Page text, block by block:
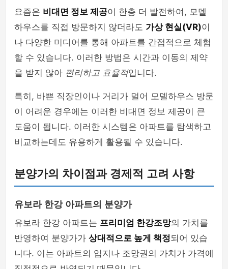
요즘은 비대면 정보 제공이 한층 더 발전하여, 모델
하우스를 직접 방문하지 않더라도 가상 현실(VR)이
나 다양한 미디어를 통해 아파트를 간접적으로 체험
할 수 있습니다. 이러한 방법은 시간과 이동의 제약
을 받지 않아 편리하고 효율적입니다.
특히, 바쁜 직장인이나 거리가 멀어 모델하우스 방문
이 어려운 경우에는 이러한 비대면 정보 제공이 큰
도움이 됩니다. 이러한 시스템은 아파트를 탐색하고
비교하는데도 유용하게 활용될 수 있습니다.
분양가의 차이점과 경제적 고려 사항
유보라 한강 아파트의 분양가
유보라 한강 아파트는 프리미엄 한강조망의 가치를
반영하여 분양가가 상대적으로 높게 책정되어 있습
니다. 이는 아파트의 입지나 조망권의 가치가 가격에